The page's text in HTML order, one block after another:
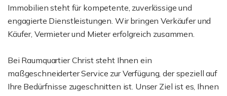
Immobilien steht für kompetente, zuverlässige und
engagierte Dienstleistungen. Wir bringen Verkäufer und
Käufer, Vermieter und Mieter erfolgreich zusammen.
Bei Raumquartier Christ steht Ihnen ein
maßgeschneiderter Service zur Verfügung, der speziell auf
Ihre Bedürfnisse zugeschnitten ist. Unser Ziel ist es, Ihnen